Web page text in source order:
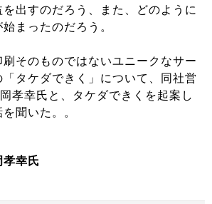
出すのだろう、また、どのように
まったのだろう。
そのものではないユニークなサー
タケダできく」について、同社営
孝幸氏と、タケダできくを起案し
聞いた。。
幸氏